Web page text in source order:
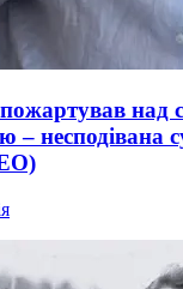
над
– несподівана